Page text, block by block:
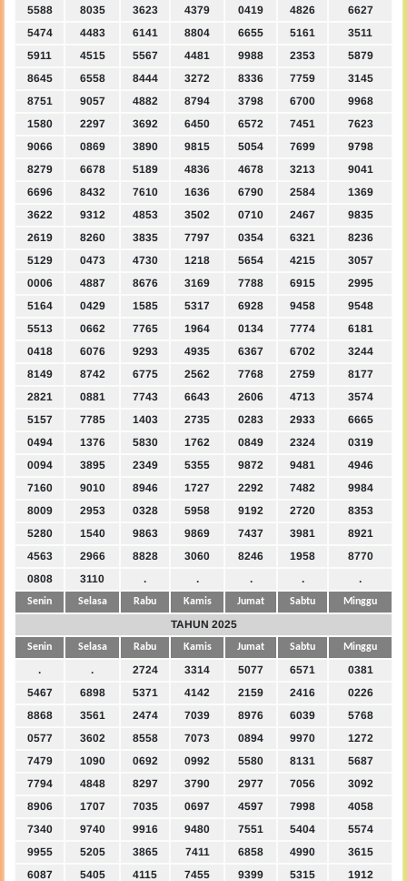
5588 8035 3623 4379 0419 4826
6627
5474
4483 6141 8804 6655 5161
3511
5911
4515 5567 4481 9988 2353
5879
8645
6558 8444 3272 8336 7759
3145
8751
9057 4882 8794 3798 6700
9968
1580
2297 3692 6450 6572 7451
7623
9066
0869 3890 9815 5054 7699
9798
8279
6678 5189 4836 4678 3213
9041
6696
8432 7610 1636 6790 2584
1369
3622
9312 4853 3502 0710 2467
9835
2619
8260 3835 7797 0354 6321
8236
5129
0473 4730 1218 5654 4215
3057
0006
4887 8676 3169 7788 6915
2995
5164
0429 1585 5317 6928 9458
9548
5513
0662 7765 1964 0134 7774
6181
0418
6076 9293 4935 6367 6702
3244
8149
8742 6775 2562 7768 2759
8177
2821
0881 7743 6643 2606 4713
3574
5157
7785 1403 2735 0283 2933
6665
0494
1376 5830 1762 0849 2324
0319
0094
3895 2349 5355 9872 9481
4946
7160
9010 8946 1727 2292 7482
9984
8009
2953 0328 5958 9192 2720
8353
5280
1540 9863 9869 7437 3981
8921
4563
2966 8828 3060 8246 1958
8770
0808
3110 . . . . .
Senin Selasa Rabu Kamis Jumat Sabtu Minggu
TAHUN 2025
Senin Selasa Rabu Kamis Jumat Sabtu Minggu
. . 2724 3314 5077 6571
0381
5467
6898 5371 4142 2159 2416
0226
8868
3561 2474 7039 8976 6039
5768
0577
3602 8558 7073 0894 9970
1272
7479
1090 0692 0992 5580 8131
5687
7794
4848 8297 3790 2977 7056
3092
8906
1707 7035 0697 4597 7998
4058
7340
9740 9916 9480 7551 5404
5574
9955
5205 3865 7411 6858 4990
3615
6087
5405 4115 7455 9399 5315
1912